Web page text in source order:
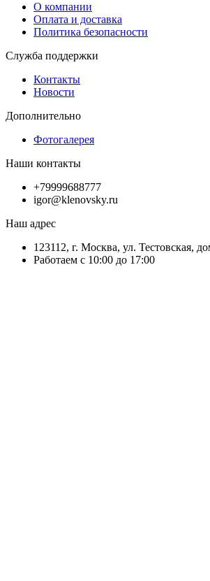
О компании
Оплата и доставка
Политика безопасности
Служба поддержки
Контакты
Новости
Дополнительно
Фотогалерея
Наши контакты
+79999688777
igor@klenovsky.ru
Наш адрес
123112, г. Москва, ул. Тестовская,
Работаем с 10:00 до 17:00